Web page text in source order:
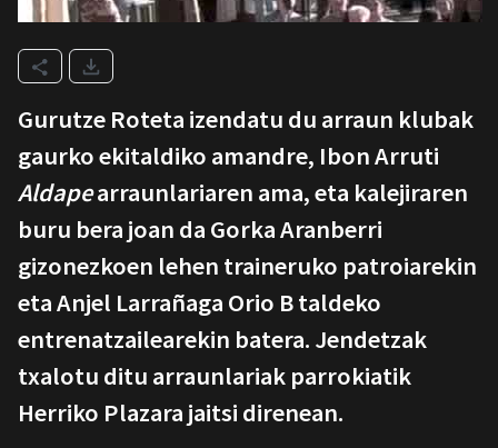
Gurutze Roteta izendatu du arraun klubak
gaurko ekitaldiko amandre, Ibon Arruti
Aldapearraunlariaren ama, eta kalejiraren
buru bera joan da Gorka Aranberri
gizonezkoen lehen traineruko patroiarekin
eta Anjel Larrañaga Orio B taldeko
entrenatzailearekin batera. Jendetzak
txalotu ditu arraunlariak parrokiatik
Herriko Plazara jaitsi direnean.